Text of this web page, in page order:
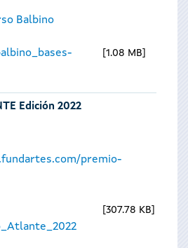
Balbino
1.08 MB
Edición 2022
premio-
307.78 KB